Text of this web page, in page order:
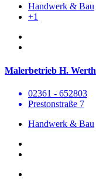
Handwerk & Bau
+1
Malerbetrieb H.
02361 - 652803
Prestonstraße 7
Handwerk & Bau